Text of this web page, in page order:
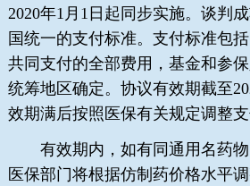
2020年1月1日起同步实施。谈判
国统一的支付标准。支付标准包
共同支付的全部费用，基金和参
统筹地区确定。协议有效期截至
效期满后按照医保有关规定调整支
有效期内，如有同通用名药物
医保部门将根据仿制药价格水平